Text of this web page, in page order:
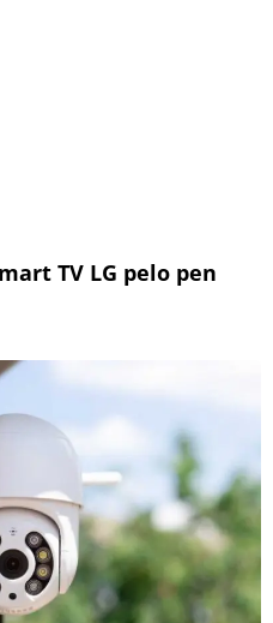
TV LG pelo pen